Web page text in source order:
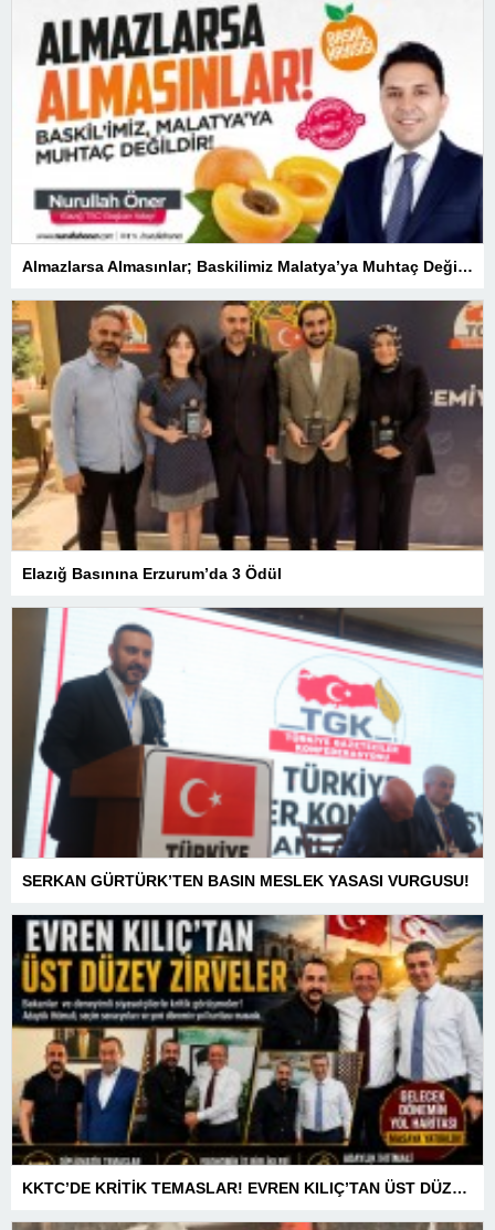
Almazlarsa Almasınlar; Baskilimiz Malatya’ya Muhtaç Değildir
Elazığ Basınına Erzurum’da 3 Ödül
SERKAN GÜRTÜRK’TEN BASIN MESLEK YASASI VURGUSU!
KKTC’DE KRİTİK TEMASLAR! EVREN KILIÇ’TAN ÜST DÜZEY ZİRVELER